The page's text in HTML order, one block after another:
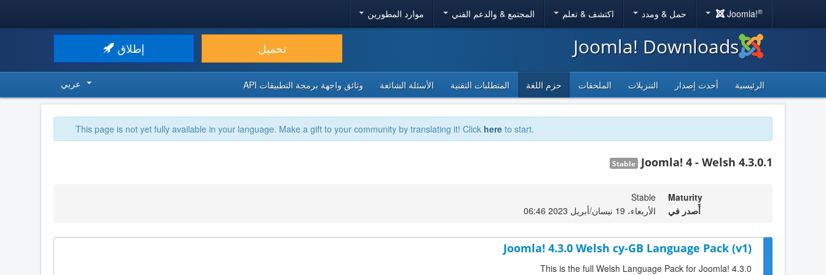
Joomla!® حمل & ومدد اكتشف & تعلم المجتمع & والدعم الفني موارد المطورين
Joomla! Downloads تحميل إطلاق
الرئيسية أحدث إصدار التنزيلات الملحقات حزم اللغة المتطلبات التقنية الأسئلة الشائعة وثائق واجهة برمجة التطبيقات API عربي
This page is not yet fully available in your language. Make a gift to your community by translating it! Click here to start.
Joomla! 4 - Welsh 4.3.0.1
Stable
Maturity
Stable
أٌصدر في
الأربعاء، 19 نيسان/أبريل 2023 06:46
Joomla! 4.3.0 Welsh cy-GB Language Pack (v1)
This is the full Welsh Language Pack for Joomla! 4.3.0